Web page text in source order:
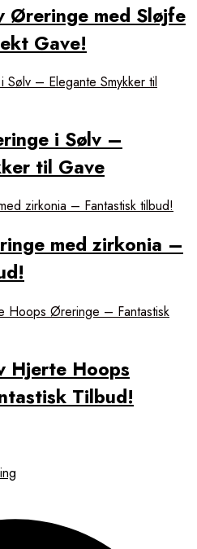
Øreringe med Sløjfe
Gave!
i Sølv –
til Gave
med zirkonia –
Hjerte Hoops
Tilbud!